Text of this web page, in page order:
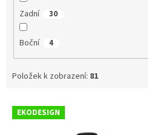
Zadní 30
Boční 4
Položek k zobrazení: 81
V EKODESIGN